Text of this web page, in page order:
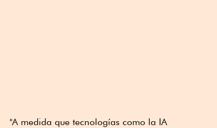
"A medida que tecnologías como la IA